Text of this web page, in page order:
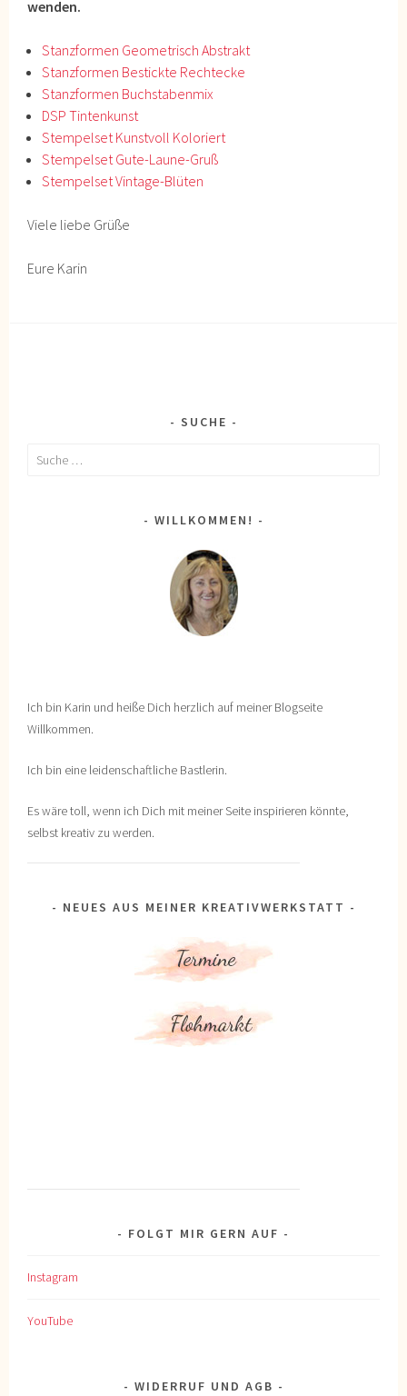
wenden.
Stanzformen Geometrisch Abstrakt
Stanzformen Bestickte Rechtecke
Stanzformen Buchstabenmix
DSP Tintenkunst
Stempelset Kunstvoll Koloriert
Stempelset Gute-Laune-Gruß
Stempelset Vintage-Blüten
Viele liebe Grüße
Eure Karin
SUCHE
Suche
WILLKOMMEN!
Ich bin Karin und heiße Dich herzlich auf meiner Blogseite
Willkommen.
Ich bin eine leidenschaftliche Bastlerin.
Es wäre toll, wenn ich Dich mit meiner Seite inspirieren könnte,
selbst kreativ zu werden.
NEUES AUS MEINER KREATIVWERKSTATT
FOLGT MIR GERN AUF
Instagram
YouTube
WIDERRUF UND AGB